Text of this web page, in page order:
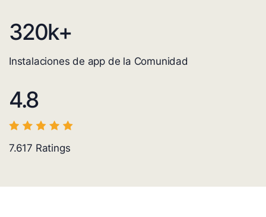
320k+
Instalaciones de app de la Comunidad
4.8
7.617 Ratings